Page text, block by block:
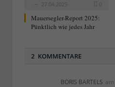
27.04.2025
0
Mauersegler-Report 2025:
Pünktlich wie jedes Jahr
2 KOMMENTARE
BORIS BARTELS am